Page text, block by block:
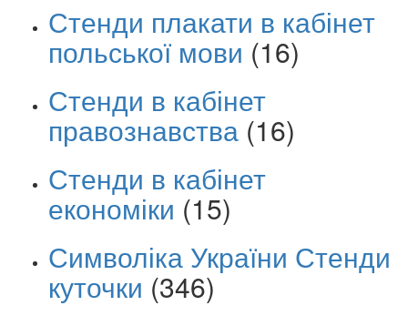
Стенди плакати в кабінет
польської мови (16)
Стенди в кабінет
правознавства (16)
Стенди в кабінет
економіки (15)
Символіка України Стенди
куточки (346)